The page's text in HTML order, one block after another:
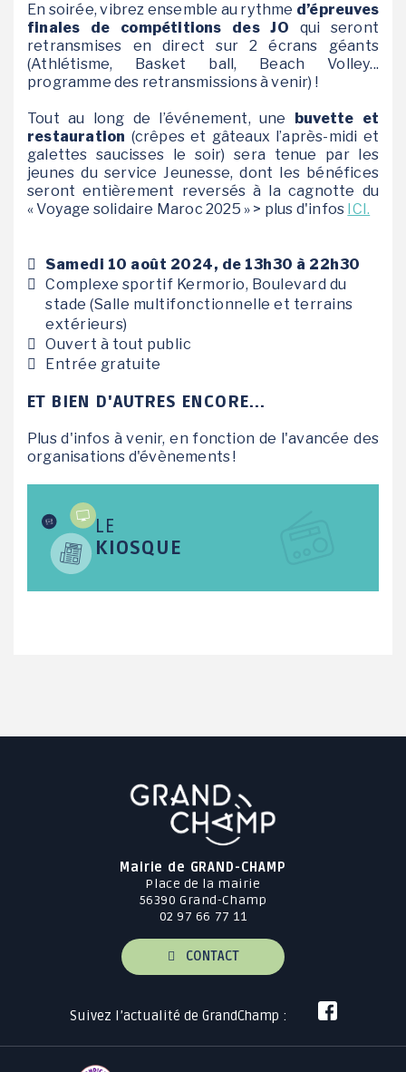
En soirée, vibrez ensemble au rythme d’épreuves
finales de compétitions des JO qui seront
retransmises en direct sur 2 écrans géants
(Athlétisme, Basket ball, Beach Volley...
programme des retransmissions à venir) !
Tout au long de l’événement, une
buvette et
restauration (crêpes et gâteaux l’après-midi et
galettes saucisses le soir) sera tenue par les
jeunes du service Jeunesse, dont les bénéfices
seront entièrement reversés à la cagnotte du
« Voyage solidaire Maroc 2025 » > plus d'infos ICI.
Samedi 10 août 2024, de 13h30 à 22h30
Complexe sportif Kermorio, Boulevard du
stade (Salle multifonctionnelle et terrains
extérieurs)
Ouvert à tout public
Entrée gratuite
ET BIEN D'AUTRES ENCORE...
Plus d'infos à venir, en fonction de l'avancée des
organisations d'évènements !
LE
KIOSQUE
Mairie de GRAND-CHAMP
Place de la mairie
56390 Grand-Champ
02 97 66 77 11
CONTACT
Suivez l’actualité de GrandChamp :